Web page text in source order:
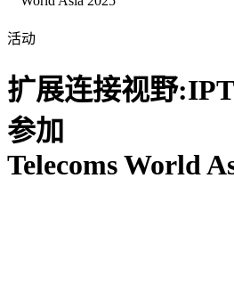
活动
扩展连接视野
参加
Telecoms World